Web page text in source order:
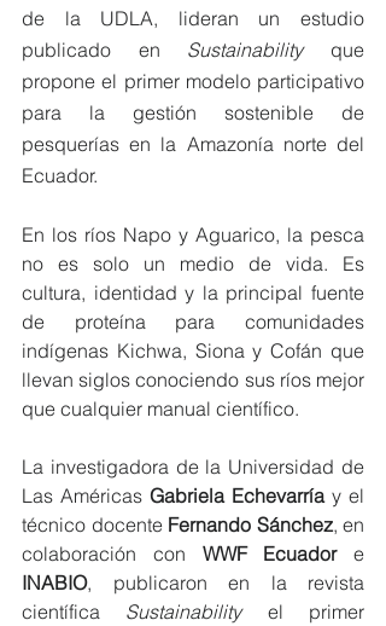
de la UDLA, lideran un estudio
publicado en Sustainability que
propone el primer modelo participativo
para la gestión sostenible de
pesquerías en la Amazonía norte del
Ecuador.
En los ríos Napo y Aguarico, la pesca
no es solo un medio de vida. Es
cultura, identidad y la principal fuente
de proteína para comunidades
indígenas Kichwa, Siona y Cofán que
llevan siglos conociendo sus ríos mejor
que cualquier manual científico.
La investigadora de la Universidad de
Las Américas Gabriela Echevarría y el
técnico docente Fernando Sánchez, en
colaboración con WWF Ecuador
INABIO, publicaron en la revista
científica Sustainability el primer